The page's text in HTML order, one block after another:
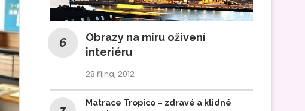
Obrazy na míru oživení
interiéru
28 října, 2012
Matrace Tropico – zdravé a klidné